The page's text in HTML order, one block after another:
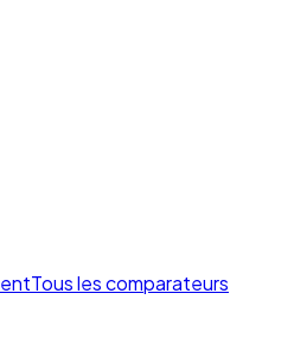
Tous les comparateurs